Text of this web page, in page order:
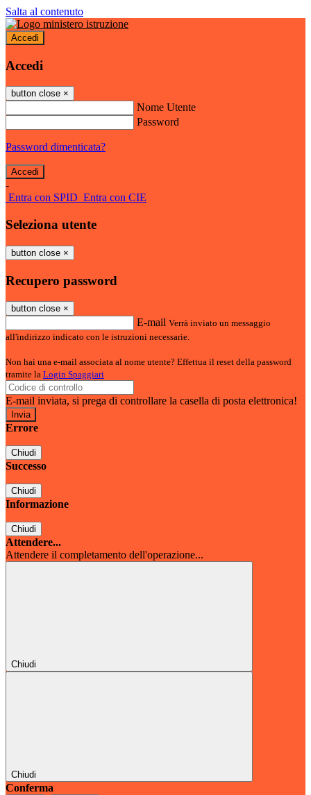
Salta al contenuto
Accedi
Accedi
button close ×
Nome Utente
Password
Password dimenticata?
-
Entra con SPID Entra con CIE
Seleziona utente
button close ×
Recupero password
button close ×
E-mail Verrà inviato un messaggio
all'indirizzo indicato con le istruzioni necessarie.
Non hai una e-mail associata al nome utente? Effettua il reset della password
tramite la Login Spaggiari
E-mail inviata, si prega di controllare la casella di posta elettronica!
Errore
Chiudi
Successo
Chiudi
Informazione
Chiudi
Attendere...
Attendere il completamento dell'operazione...
Chiudi
Chiudi
Conferma